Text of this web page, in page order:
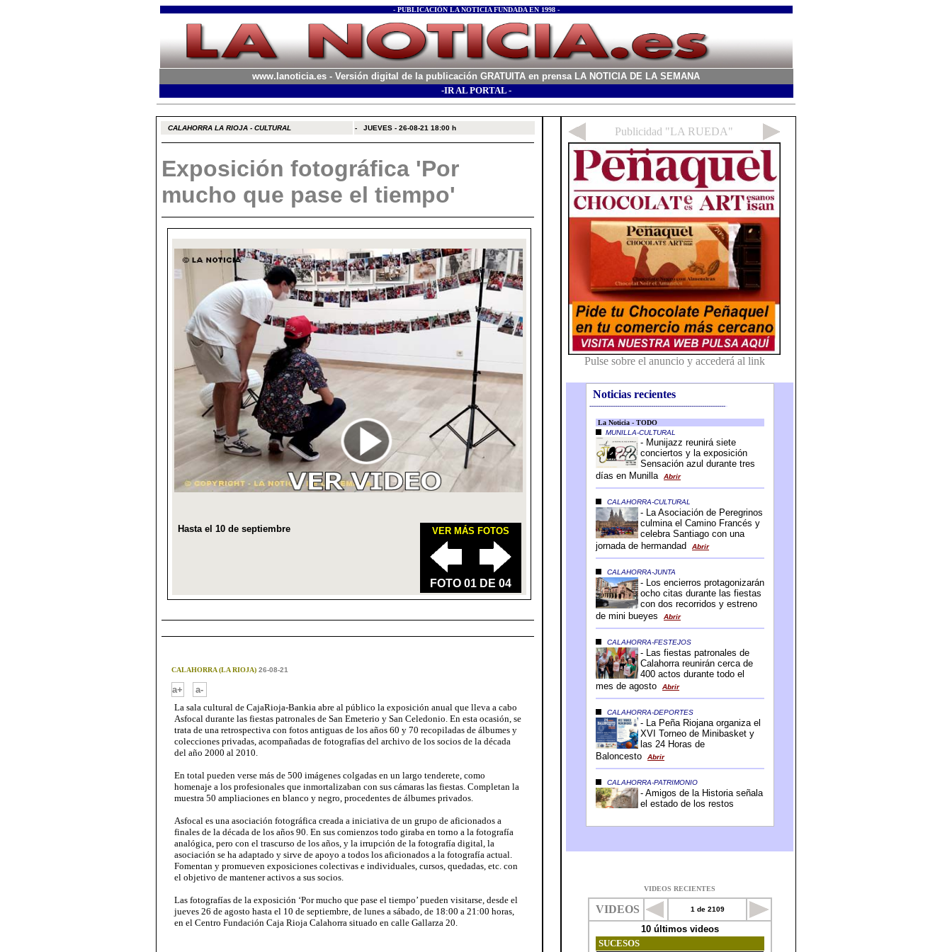
- PUBLICACIÓN LA NOTICIA FUNDADA EN 1998 -
www.lanoticia.es - Versión digital de la publicación GRATUITA en prensa LA NOTICIA DE LA SEMANA
-IR AL PORTAL -
CALAHORRA LA RIOJA - CULTURAL - JUEVES - 26-08-21 18:00 h
Exposición fotográfica 'Por
mucho que pase el tiempo'
CALAHORRA (LA RIOJA)26-08-21
a+
a-
La sala cultural de CajaRioja-Bankia abre al público la exposición anual que lleva a cabo
Asfocal durante las fiestas patronales de San Emeterio y San Celedonio. En esta ocasión, se
trata de una retrospectiva con fotos antiguas de los años 60 y 70 recopiladas de álbumes y
colecciones privadas, acompañadas de fotografías del archivo de los socios de la década
del año 2000 al 2010.
En total pueden verse más de 500 imágenes colgadas en un largo tenderete, como
homenaje a los profesionales que inmortalizaban con sus cámaras las fiestas. Completan la
muestra 50 ampliaciones en blanco y negro, procedentes de álbumes privados.
Asfocal es una asociación fotográfica creada a iniciativa de un grupo de aficionados a
finales de la década de los años 90. En sus comienzos todo giraba en torno a la fotografía
analógica, pero con el trascurso de los años, y la irrupción de la fotografía digital, la
asociación se ha adaptado y sirve de apoyo a todos los aficionados a la fotografía actual.
Fomentan y promueven exposiciones colectivas e individuales, cursos, quedadas, etc. con
el objetivo de mantener activos a sus socios.
Las fotografías de la exposición ‘Por mucho que pase el tiempo’ pueden visitarse, desde el
jueves 26 de agosto hasta el 10 de septiembre, de lunes a sábado, de 18:00 a 21:00 horas,
en el Centro Fundación Caja Rioja Calahorra situado en calle Gallarza 20.
Noticias recientes
-----------------------------------------------------------------
VIDEOS RECIENTES